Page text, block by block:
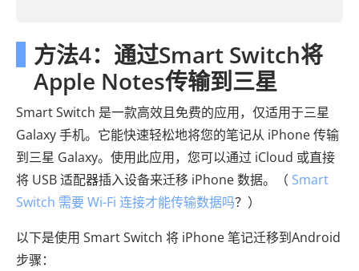
方法4：通过Smart Switch将
Apple Notes传输到三星
Smart Switch 是一款高效且免费的应用，仅适用于三星
Galaxy 手机。它能快速轻松地将您的笔记从 iPhone 传输
到三星 Galaxy。使用此应用，您可以通过 iCloud 或直接
将 USB 适配器插入设备来迁移 iPhone 数据。（ Smart
Switch 需要 Wi-Fi 连接才能传输数据吗？）
以下是使用 Smart Switch 将 iPhone 笔记迁移到Android
步骤：